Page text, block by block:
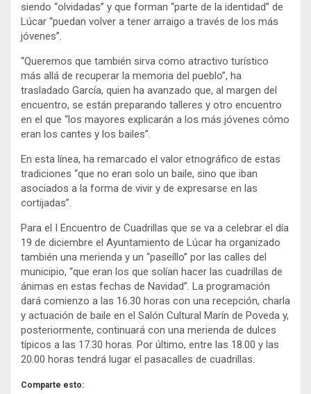
siendo “olvidadas” y que forman “parte de la identidad” de
Lúcar “puedan volver a tener arraigo a través de los más
jóvenes”.
“Queremos que también sirva como atractivo turístico
más allá de recuperar la memoria del pueblo”, ha
trasladado García, quien ha avanzado que, al margen del
encuentro, se están preparando talleres y otro encuentro
en el que “los mayores explicarán a los más jóvenes cómo
eran los cantes y los bailes”.
En esta línea, ha remarcado el valor etnográfico de estas
tradiciones “que no eran solo un baile, sino que iban
asociados a la forma de vivir y de expresarse en las
cortijadas”.
Para el I Encuentro de Cuadrillas que se va a celebrar el día
19 de diciembre el Ayuntamiento de Lúcar ha organizado
también una merienda y un “paseíllo” por las calles del
municipio, “que eran los que solían hacer las cuadrillas de
ánimas en estas fechas de Navidad”. La programación
dará comienzo a las 16.30 horas con una recepción, charla
y actuación de baile en el Salón Cultural Marín de Poveda y,
posteriormente, continuará con una merienda de dulces
típicos a las 17.30 horas. Por último, entre las 18.00 y las
20.00 horas tendrá lugar el pasacalles de cuadrillas.
Comparte esto: